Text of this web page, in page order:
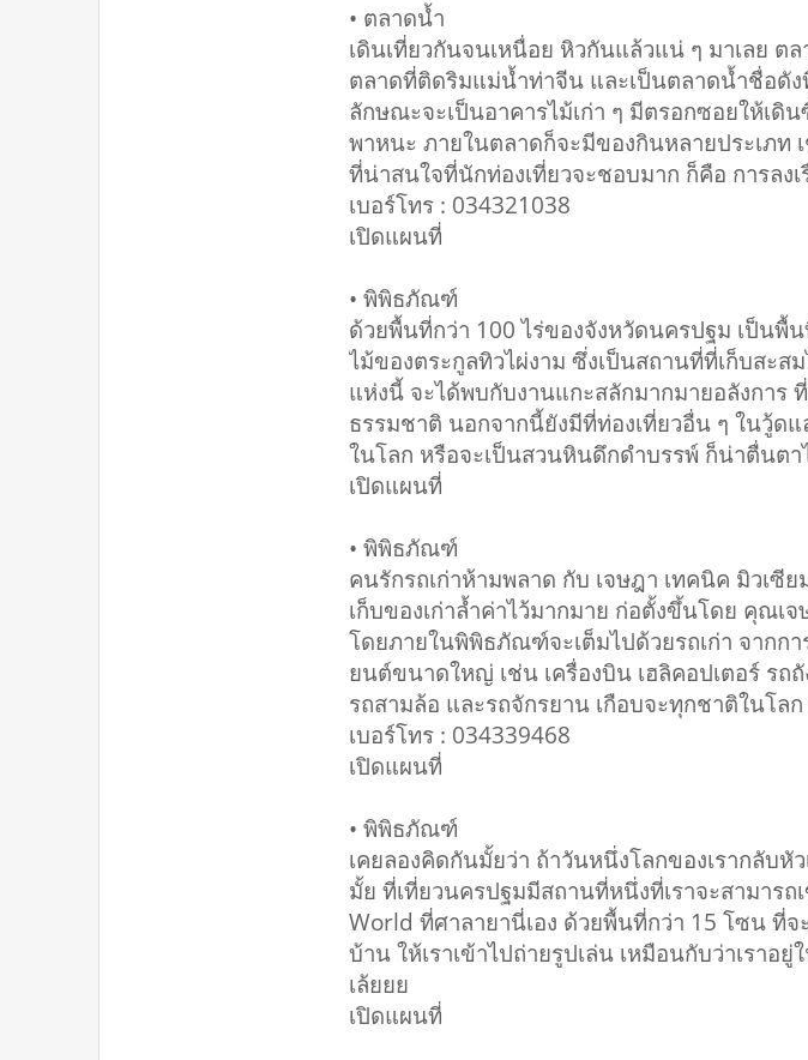
• ตลาดน้ำ
เดินเที่ยวกันจนเหนื่อย หิวกันแล้วแน่ ๆ มาเลย
ตลาดที่ติดริมแม่น้ำท่าจีน และเป็นตลาดน้ำชื่อดัง
ลักษณะจะเป็นอาคารไม้เก่า ๆ มีตรอกซอยให้เดิ
พาหนะ ภายในตลาดก็จะมีของกินหลายประเภท
ที่น่าสนใจที่นักท่องเที่ยวจะชอบมาก ก็คือ การลง
เบอร์โทร : 034321038
เปิดแผนที่
• พิพิธภัณฑ์
ด้วยพื้นที่กว่า 100 ไร่ของจังหวัดนครปฐม เป็นพื้
ไม้ของตระกูลทิวไผ่งาม ซึ่งเป็นสถานที่ที่เก็บสะส
แห่งนี้ จะได้พบกับงานแกะสลักมากมายอลังการ
ธรรมชาติ นอกจากนี้ยังมีที่ท่องเที่ยวอื่น ๆ ในวู้
ในโลก หรือจะเป็นสวนหินดึกดำบรรพ์ ก็น่าตื่นต
เปิดแผนที่
• พิพิธภัณฑ์
คนรักรถเก่าห้ามพลาด กับ เจษฎา เทคนิค มิวเ
เก็บของเก่าล้ำค่าไว้มากมาย ก่อตั้งขึ้นโดย คุณ
โดยภายในพิพิธภัณฑ์จะเต็มไปด้วยรถเก่า จากก
ยนต์ขนาดใหญ่ เช่น เครื่องบิน เฮลิคอปเตอร์ รถ
รถสามล้อ และรถจักรยาน เกือบจะทุกชาติในโล
เบอร์โทร : 034339468
เปิดแผนที่
• พิพิธภัณฑ์
เคยลองคิดกันมั้ยว่า ถ้าวันหนึ่งโลกของเรากลับ
มั้ย ที่เที่ยวนครปฐมมีสถานที่หนึ่งที่เราจะสามาร
World ที่ศาลายานี่เอง ด้วยพื้นที่กว่า 15 โซน ที่
บ้าน ให้เราเข้าไปถ่ายรูปเล่น เหมือนกับว่าเราอ
เล้ยยย
เปิดแผนที่